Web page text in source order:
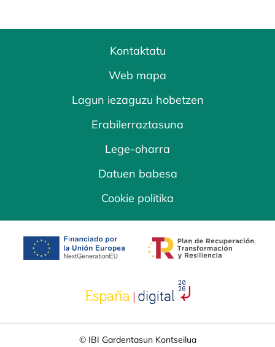
Kontaktatu
Web mapa
Lagun iezaguzu hobetzen
Erabilerraztasuna
Lege-oharra
Datuen babesa
Cookie politika
opens in a new tab opens in a new
opens in a new tab
© IBI Gardentasun Kontseilua